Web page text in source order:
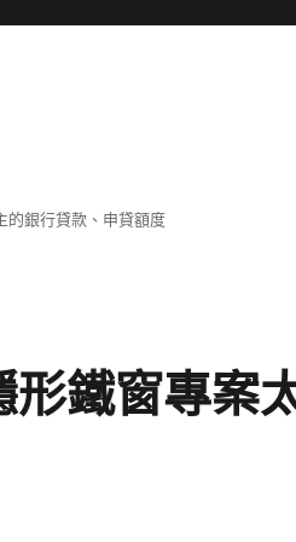
的銀行貸款、申貸額度
鐵窗專案